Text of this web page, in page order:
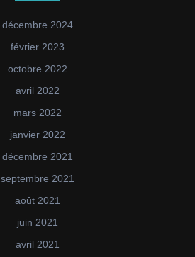
décembre 2024
février 2023
octobre 2022
avril 2022
mars 2022
janvier 2022
décembre 2021
septembre 2021
août 2021
juin 2021
avril 2021